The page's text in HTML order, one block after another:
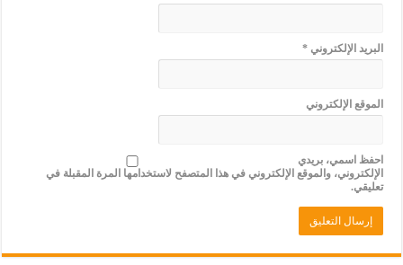
البريد الإلكتروني*
الموقع الإلكتروني
احفظ اسمي، بريدي
الإلكتروني، والموقع الإلكتروني في هذا المتصفح لاستخدامها المرة المقبلة في
تعليقي.